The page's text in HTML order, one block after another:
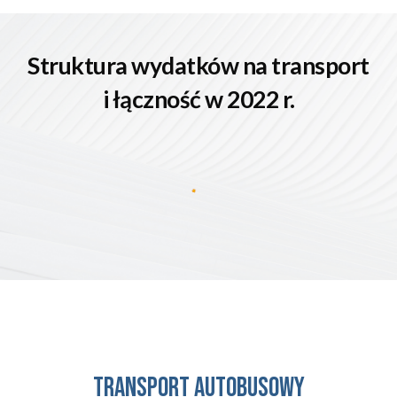
Struktura wydatków na transport
i łączność w 2022 r.
TRANSPORT AUTOBUSOWY